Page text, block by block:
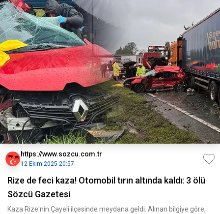
https://www.sozcu.com.tr
12 Ekim 2025 20:57
Rize de feci kaza! Otomobil tırın altında kaldı: 3 ölü
Sözcü Gazetesi
Kaza Rize'nin Çayeli ilçesinde meydana geldi. Alınan bilgiye göre,